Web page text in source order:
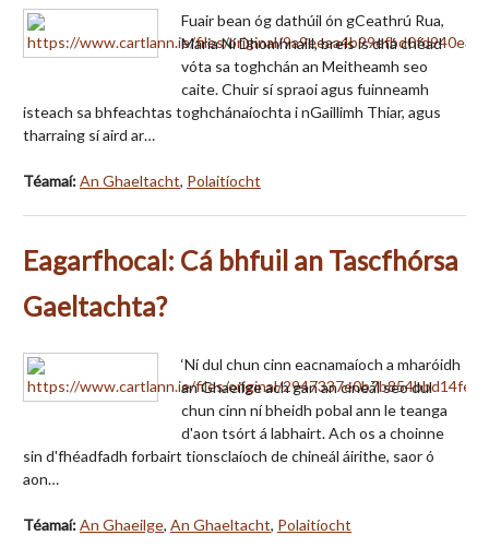
Fuair bean óg dathúil ón gCeathrú Rua,
Maria Ní Dhomhnaill, breis is dhá chéad
vóta sa toghchán an Meitheamh seo
caite. Chuir sí spraoi agus fuinneamh
isteach sa bhfeachtas toghchánaíochta i nGaillimh Thiar, agus
tharraing sí aird ar…
Téamaí:An Ghaeltacht, Polaitíocht
Eagarfhocal: Cá bhfuil an Tascfhórsa
Gaeltachta?
‘Ní dul chun cinn eacnamaíoch a mharóidh
an Ghaeilge ach gan an cineál seo dul
chun cinn ní bheidh pobal ann le teanga
d'aon tsórt á labhairt. Ach os a choinne
sin d'fhéadfadh forbairt tionsclaíoch de chineál áirithe, saor ó
aon…
Téamaí:An Ghaeilge, An Ghaeltacht, Polaitíocht